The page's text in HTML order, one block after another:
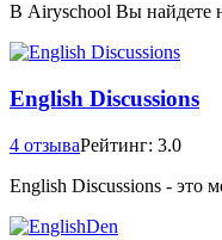
В Airyschool Вы найдете
English Discussions
4 отзываРейтинг: 3.0
English Discussions - это